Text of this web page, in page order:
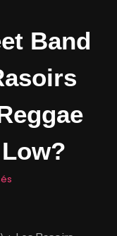
Band